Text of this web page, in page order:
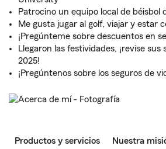
Patrocino un equipo local de béisbol
Me gusta jugar al golf, viajar y estar
¡Pregúnteme sobre descuentos en
Llegaron las festividades, ¡revise sus
2025!
¡Pregúntenos sobre los seguros de
Productos y servicios Nuestra